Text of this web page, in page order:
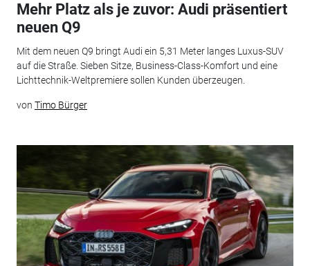
Mehr Platz als je zuvor: Audi präsentiert
neuen Q9
Mit dem neuen Q9 bringt Audi ein 5,31 Meter langes Luxus-SUV
auf die Straße. Sieben Sitze, Business-Class-Komfort und eine
Lichttechnik-Weltpremiere sollen Kunden überzeugen.
von Timo Bürger